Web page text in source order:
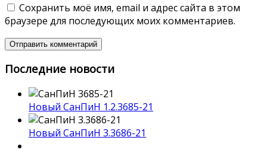
Сохранить моё имя, email и адрес сайта в этом
браузере для последующих моих комментариев.
Последние новости
Новый СанПиН 1.2.3685-21
Новый СанПиН 3.3686-21